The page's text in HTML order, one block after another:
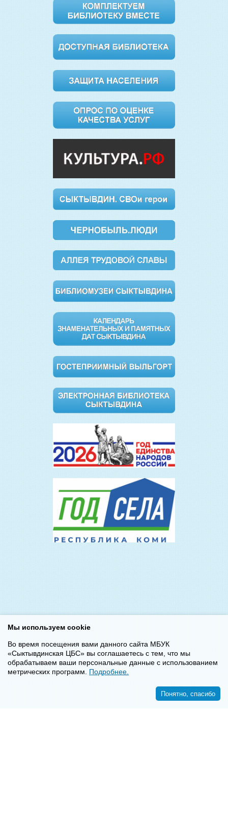
Мы используем cookie
Во время посещения вами данного сайта МБУК
«Сыктывдинская ЦБС» вы соглашаетесь с тем, что мы
обрабатываем ваши персональные данные с использованием
метрических программ. Подробнее.
Понятно, спасибо